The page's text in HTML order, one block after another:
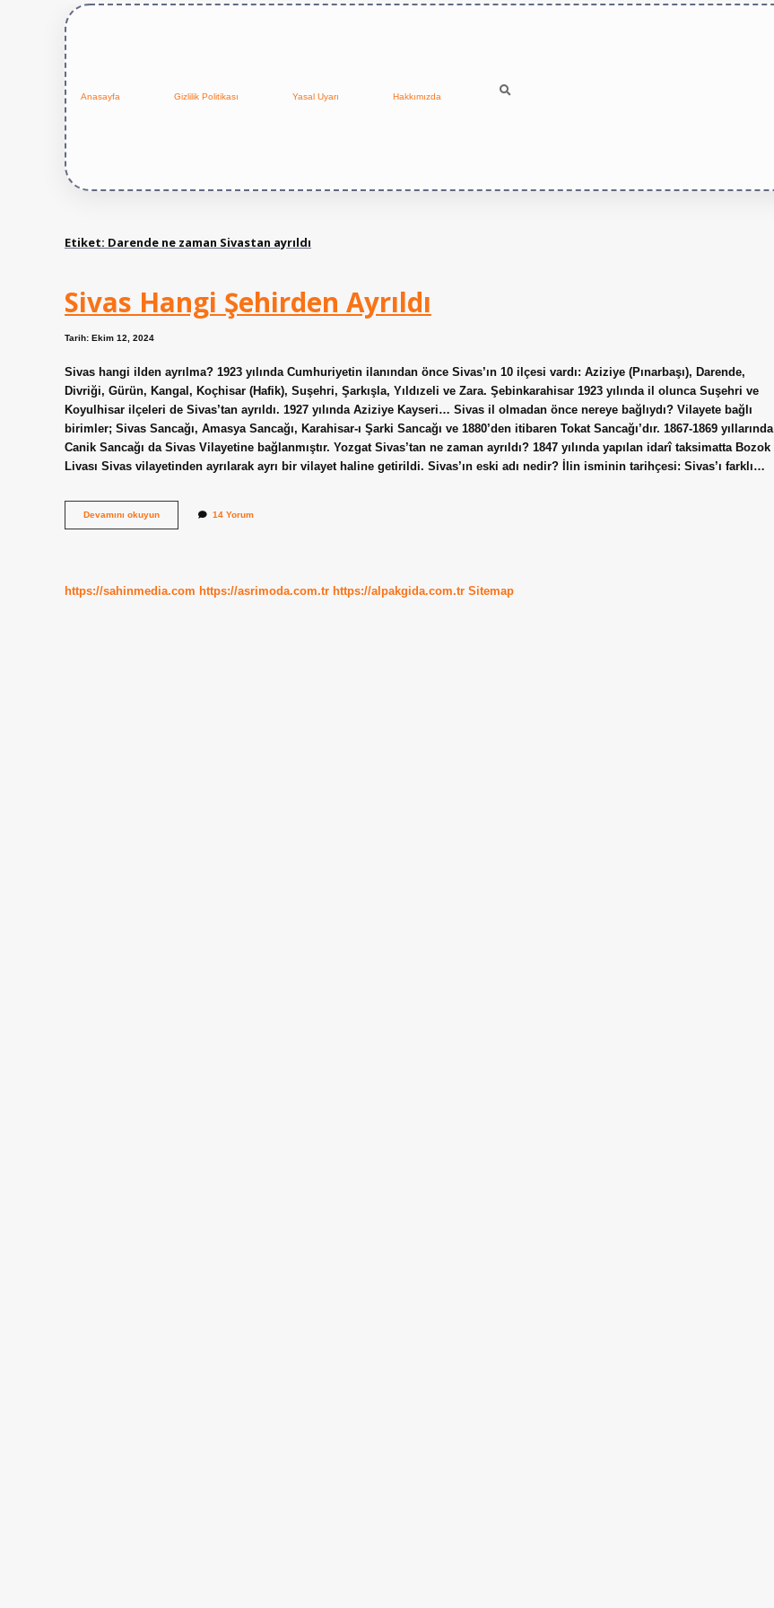
Anasayfa Gizlilik Politikası Yasal Uyarı Hakkımızda
Etiket: Darende ne zaman Sivastan ayrıldı
Sivas Hangi Şehirden Ayrıldı
Tarih: Ekim 12, 2024
Sivas hangi ilden ayrılma? 1923 yılında Cumhuriyetin ilanından önce Sivas’ın 10 ilçesi vardı: Aziziye (Pınarbaşı), Darende,
Divriği, Gürün, Kangal, Koçhisar (Hafik), Suşehri, Şarkışla, Yıldızeli ve Zara. Şebinkarahisar 1923 yılında il olunca Suşehri ve
Koyulhisar ilçeleri de Sivas’tan ayrıldı. 1927 yılında Aziziye Kayseri… Sivas il olmadan önce nereye bağlıydı? Vilayete bağlı
birimler; Sivas Sancağı, Amasya Sancağı, Karahisar-ı Şarki Sancağı ve 1880’den itibaren Tokat Sancağı’dır. 1867-1869 yıllarında
Canik Sancağı da Sivas Vilayetine bağlanmıştır. Yozgat Sivas’tan ne zaman ayrıldı? 1847 yılında yapılan idarî taksimatta Bozok
Livası Sivas vilayetinden ayrılarak ayrı bir vilayet haline getirildi. Sivas’ın eski adı nedir? İlin isminin tarihçesi: Sivas’ı farklı…
Devamını okuyunSivas
Hangi
14 Yorum
https://sahinmedia.com https://asrimoda.com.tr https://alpakgida.com.tr Sitemap